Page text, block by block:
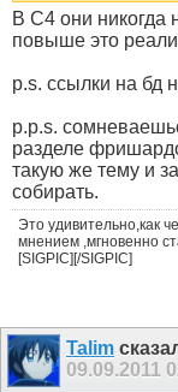
В С4 они никогда
повыше это
p.s. ссылки на бд
p.p.s.
разделе
такую же тему и
собирать.
Это удивительно,как
мнением ,мгновенно
[SIGPIC][/SIGPIC]
Talim
09.09.2011